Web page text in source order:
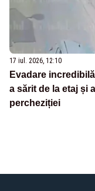
17 iul. 2026, 12:10
Evadare
a sărit de la etaj și
percheziției